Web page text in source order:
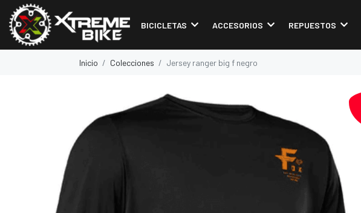
BICICLETAS ACCESORIOS REPUESTOS
Inicio Colecciones Jersey ranger big f negro